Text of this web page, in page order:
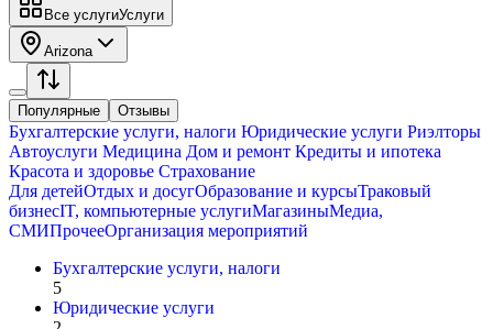
Все услугиУслуги
Arizona
Популярные Отзывы
Бухгалтерские услуги, налоги Юридические услуги Риэлторы
Автоуслуги Медицина Дом и ремонт Кредиты и ипотека
Красота и здоровье Страхование
Для детейОтдых и досугОбразование и курсыТраковый
бизнесIT, компьютерные услугиМагазиныМедиа,
СМИПрочееОрганизация мероприятий
Бухгалтерские услуги, налоги
5
Юридические услуги